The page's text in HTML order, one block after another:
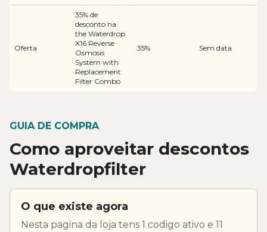
Oferta
35% de
desconto na
the Waterdrop
X16 Reverse
Osmosis
System with
Replacement
Filter Combo
35% Sem data
GUIA DE COMPRA
Como aproveitar descontos
Waterdropfilter
O que existe agora
Nesta pagina da loja tens 1 codigo ativo e 11